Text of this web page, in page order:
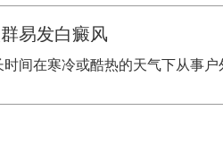
易发白癜风
时间在寒冷或酷热的天气下从事